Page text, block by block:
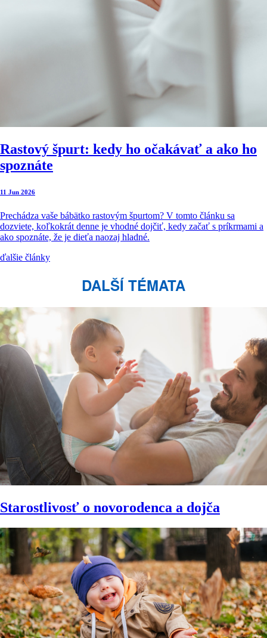
Rastový špurt: kedy ho očakávať a ako ho
spoznáte
11 Jun 2026
Prechádza vaše bábätko rastovým špurtom? V tomto článku sa
dozviete, koľkokrát denne je vhodné dojčiť, kedy začať s príkrmami a
ako spoznáte, že je dieťa naozaj hladné.
ďalšie články
DALŠÍ TÉMATA
Starostlivosť o novorodenca a dojča